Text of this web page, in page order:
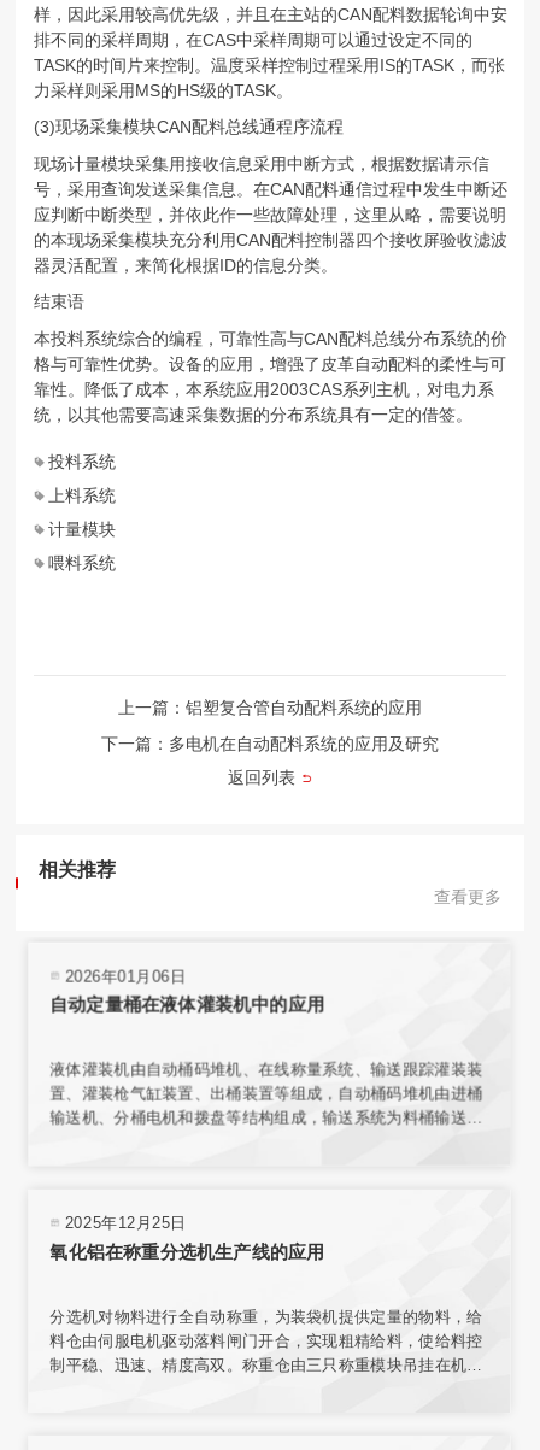
相关推荐
查看更多
2026年01月06日
自动定量桶在液体灌装机中的应用
液体灌装机由自动桶码堆机、在线称量系统、输送跟踪灌装装
置、灌装枪气缸装置、出桶装置等组成，自动桶码堆机由进桶
输送机、分桶电机和拨盘等结构组成，输送系统为料桶输送增
2025年12月25日
氧化铝在称重分选机生产线的应用
分选机对物料进行全自动称重，为装袋机提供定量的物料，给
料仓由伺服电机驱动落料闸门开合，实现粗精给料，使给料控
制平稳、迅速、精度高双。称重仓由三只称重模块吊挂在机架
样，因此采用较高优先级，并且在主站的CAN配料数据轮询中安
排不同的采样周期，在CAS中采样周期可以通过设定不同的
TASK的时间片来控制。温度采样控制过程采用IS的TASK，而张
力采样则采用MS的HS级的TASK。
(3)现场采集模块CAN配料总线通程序流程
现场计量模块采集用接收信息采用中断方式，根据数据请示信
号，采用查询发送采集信息。在CAN配料通信过程中发生中断还
应判断中断类型，并依此作一些故障处理，这里从略，需要说明
的本现场采集模块充分利用CAN配料控制器四个接收屏验收滤波
器灵活配置，来简化根据ID的信息分类。
结束语
本投料系统综合的编程，可靠性高与CAN配料总线分布系统的价
格与可靠性优势。设备的应用，增强了皮革自动配料的柔性与可
靠性。降低了成本，本系统应用2003CAS系列主机，对电力系
统，以其他需要高速采集数据的分布系统具有一定的借签。
投料系统
上料系统
计量模块
喂料系统
上一篇：铝塑复合管自动配料系统的应用
返回列表
下一篇：多电机在自动配料系统的应用及研究